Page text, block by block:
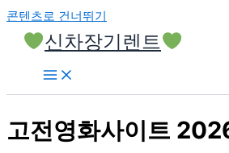
콘텐츠로 건너뛰기
신차장기렌트
고전영화사이트